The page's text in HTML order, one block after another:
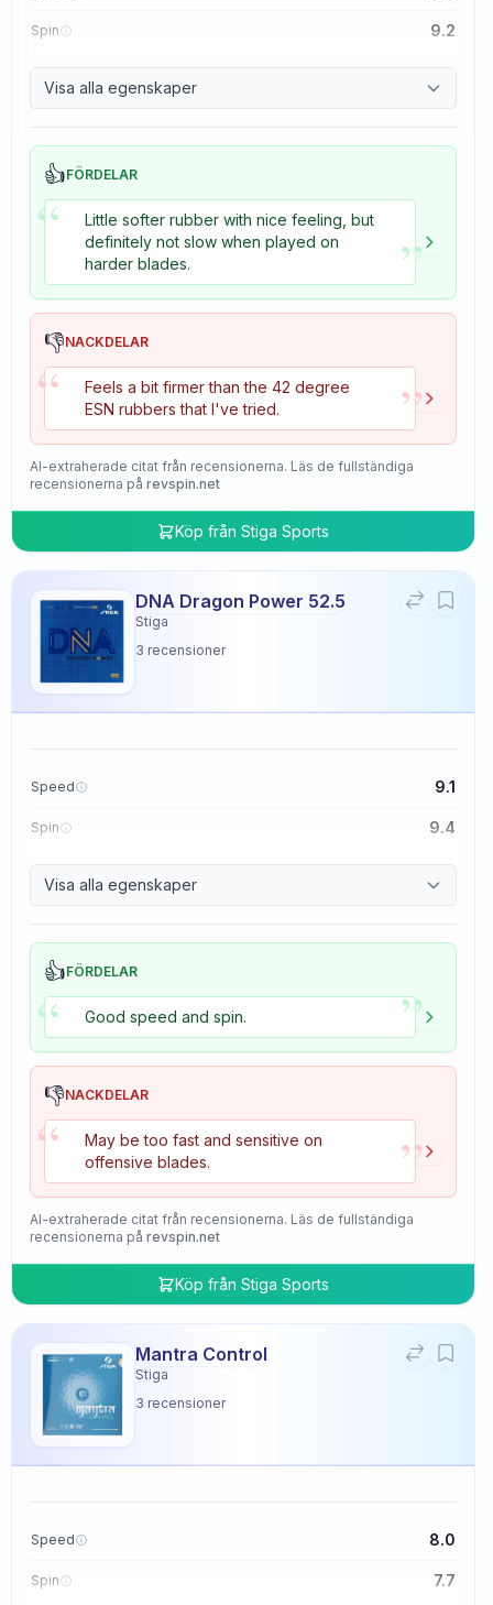
Spin 9.2
Control 9.4
Tackiness 2.0
Visa alla egenskaper
👍FÖRDELAR
“
Little softer rubber with nice feeling, but
definitely not slow when played on
harder blades.
”
👎NACKDELAR
“
Feels a bit firmer than the 42 degree
ESN rubbers that I've tried.
”
AI-extraherade citat från recensionerna. Läs de fullständiga
recensionerna på revspin.net
Köp från Stiga Sports
DNA Dragon Power 52.5
Stiga
3 recensioner
Speed 9.1
Spin 9.4
Control 8.5
Tackiness 5.0
Visa alla egenskaper
👍FÖRDELAR
“ Good speed and spin. ”
👎NACKDELAR
“
May be too fast and sensitive on
offensive blades.
”
AI-extraherade citat från recensionerna. Läs de fullständiga
recensionerna på revspin.net
Köp från Stiga Sports
Mantra Control
Stiga
3 recensioner
Speed 8.0
Spin 7.7